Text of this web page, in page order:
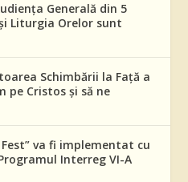
Generală din 5
Liturgia Orelor sunt
Schimbării la Față a
pe Cristos și să ne
va fi implementat cu
Interreg VI-A